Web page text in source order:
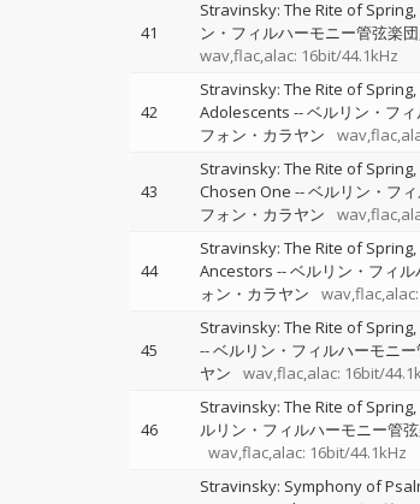
41
Stravinsky: The Rite of Spring,
ン・フィルハーモニー管弦楽団
wav,flac,alac: 16bit/44.1kHz
42
Stravinsky: The Rite of Spring,
Adolescents --ベルリン・フ
フォン・カラヤン
43
Stravinsky: The Rite of
Chosen One --ベルリン・フ
フォン・カラヤン
44
Stravinsky: The Rite of Spring,
Ancestors --ベルリン・フィ
ォン・カラヤン
45
Stravinsky: The Rite of
--ベルリン・フィルハーモニ
ヤン
wav,flac,alac: 16bit/
46
Stravinsky: The Rite of Spring,
ルリン・フィルハーモニー管
wav,flac,alac: 16bit/44.1kHz
Stravinsky: Symphony of